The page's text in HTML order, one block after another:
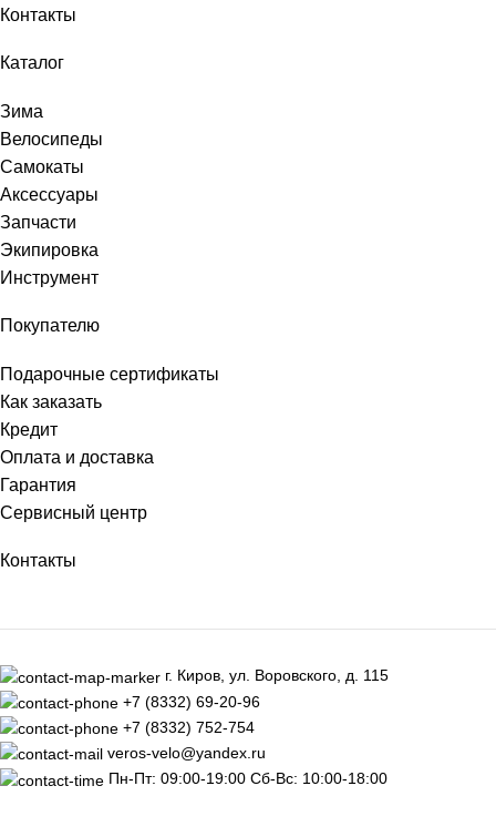
Контакты
Каталог
Зима
Велосипеды
Самокаты
Аксессуары
Запчасти
Экипировка
Инструмент
Покупателю
Подарочные сертификаты
Как заказать
Кредит
Оплата и доставка
Гарантия
Сервисный центр
Контакты
г. Киров, ул. Воровского, д. 115
+7 (8332) 69-20-96
+7 (8332) 752-754
veros-velo@yandex.ru
Пн-Пт: 09:00-19:00 Сб-Вс: 10:00-18:00